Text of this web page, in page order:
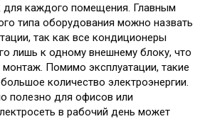
для каждого помещения. Главным
типа оборудования можно назвать
так как все кондиционеры
лишь к одному внешнему блоку, что
монтаж. Помимо эксплуатации, такие
количество электроэнергии.
полезно для офисов или
в рабочий день может